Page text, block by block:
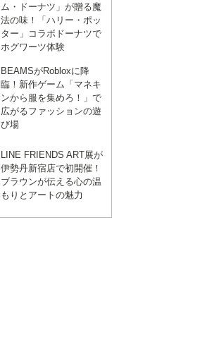
ム・ドーナツ」が贈る魔
法の味！「ハリー・ポッ
ター」コラボドーナツで
ホグワーツ体験
BEAMSがRobloxに降
臨！新作ゲーム「マネキ
ンから服を集めろ！」で
広がるファッションの遊
び場
LINE FRIENDS ART展が
伊勢丹新宿店で初開催！
ブラウンが伝える心の温
もりとアートの魅力